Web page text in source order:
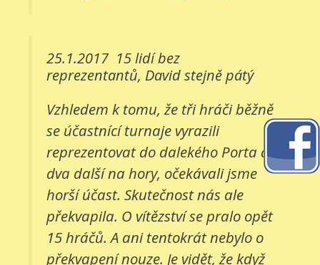
25.1.2017 15 lidí bez
reprezentantů, David stejně pátý
Vzhledem k tomu, že tři hráči běžně
se účastnící turnaje vyrazili
reprezentovat do dalekého Porta a
dva další na hory, očekávali jsme
horší účast. Skutečnost nás ale
překvapila. O vítězství se pralo opět
15 hráčů. A ani tentokrát nebylo o
překvapení nouze. Je vidět, že když